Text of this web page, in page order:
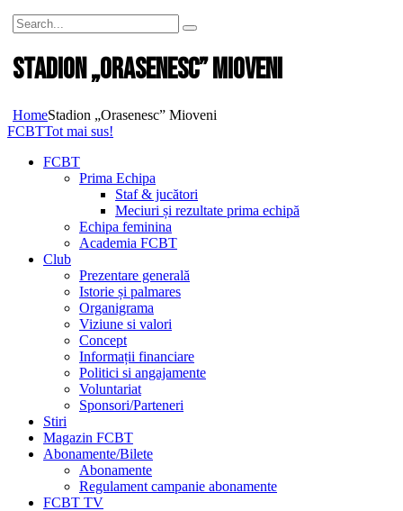
Stadion „Orasenesc” Mioveni
HomeStadion „Orasenesc” Mioveni
FCBTTot mai sus!
FCBT
Prima Echipa
Staf & jucători
Meciuri și rezultate prima echipă
Echipa feminina
Academia FCBT
Club
Prezentare generală
Istorie și palmares
Organigrama
Viziune si valori
Concept
Informații financiare
Politici si angajamente
Voluntariat
Sponsori/Parteneri
Stiri
Magazin FCBT
Abonamente/Bilete
Abonamente
Regulament campanie abonamente
FCBT TV